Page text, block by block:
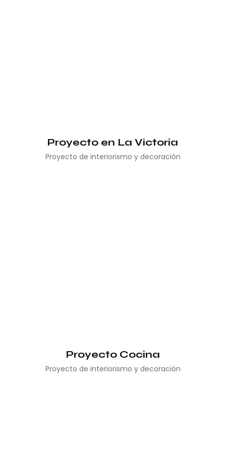
Proyecto en La Victoria
Proyecto de interiorismo y decoración
Proyecto Cocina
Proyecto de interiorismo y decoración